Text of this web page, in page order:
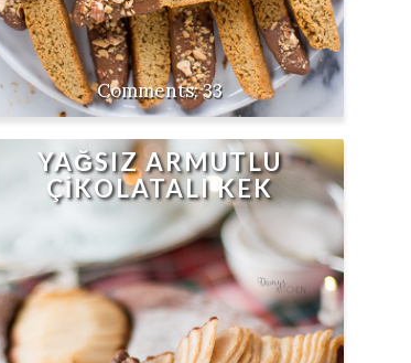
33
YAĞSIZ ARMUTLU
ÇİKOLATALI KEK